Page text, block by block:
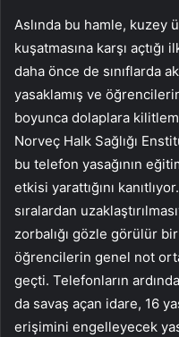
Aslında bu hamle, kuzey
kuşatmasına karşı açtığı
daha önce de sınıflarda
yasaklamış ve
boyunca dolaplara
Norveç Halk Sağlığı
bu telefon yasağının
etkisi yarattığını
sıralardan
zorbalığı gözle görülür
öğrencilerin genel not
geçti. Telefonların
da savaş açan idare, 16
erişimini engelleyecek